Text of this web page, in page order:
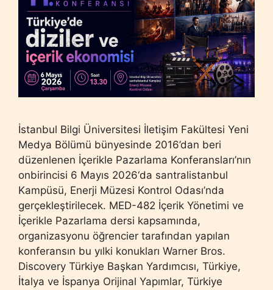
İstanbul Bilgi Üniversitesi İletişim Fakültesi Yeni
Medya Bölümü bünyesinde 2016’dan beri
düzenlenen İçerikle Pazarlama Konferansları’nın
onbirincisi 6 Mayıs 2026‘da santralistanbul
Kampüsü, Enerji Müzesi Kontrol Odası’nda
gerçekleştirilecek. MED-482 İçerik Yönetimi ve
İçerikle Pazarlama dersi kapsamında,
organizasyonu öğrencier tarafından yapılan
konferansın bu yılki konukları Warner Bros.
Discovery Türkiye Başkan Yardımcısı, Türkiye,
İtalya ve İspanya Orijinal Yapımlar, Türkiye